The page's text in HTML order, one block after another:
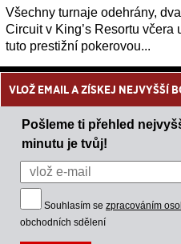
Všechny turnaje odehrány,
Circuit v King’s Resortu
tuto prestižní pokerovou...
VLOŽ EMAIL A ZÍSKEJ NEJVYŠŠÍ
Pošleme ti přehled
minutu je tvůj!
Souhlasím se zpracováním
obchodních sdělení